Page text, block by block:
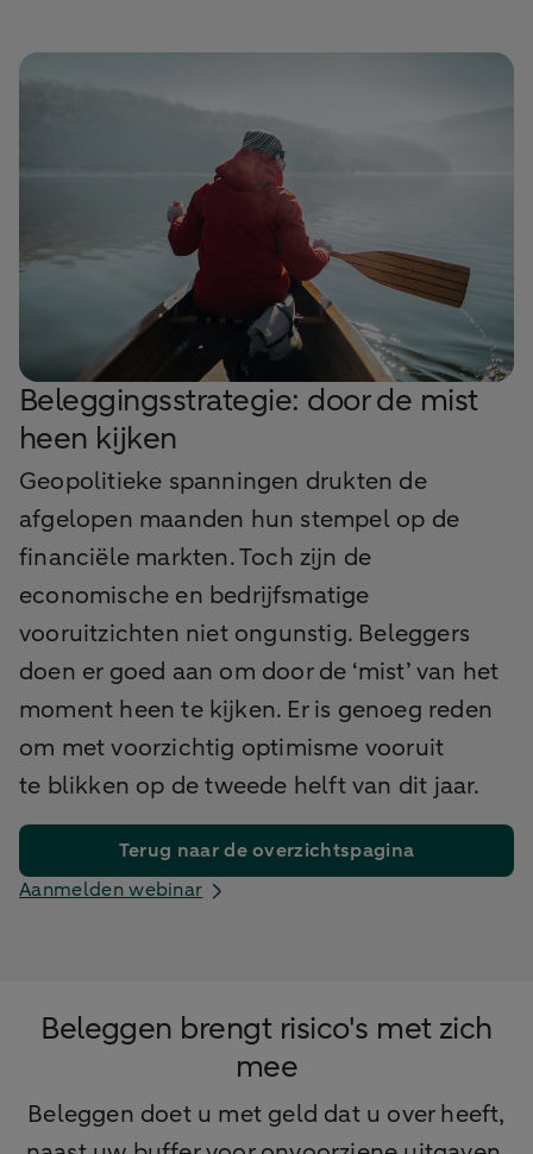
Beleggingsstrategie: door de mist
heen kijken
Geopolitieke spanningen drukten de
afgelopen maanden hun stempel op de
financiële markten. Toch zijn de
economische en bedrijfsmatige
vooruitzichten niet ongunstig. Beleggers
doen er goed aan om door de ‘mist’ van het
moment heen te kijken. Er is genoeg reden
om met voorzichtig optimisme vooruit
te blikken op de tweede helft van dit jaar.
Terug naar de overzichtspagina
Aanmelden webinar
Beleggen brengt risico's met zich
mee
Beleggen doet u met geld dat u over heeft,